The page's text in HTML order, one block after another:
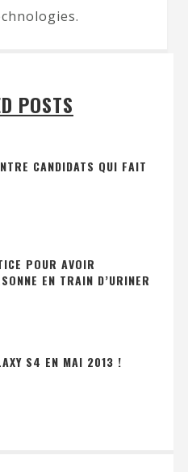
POSTS
CANDIDATS QUI FAIT
POUR AVOIR
EN TRAIN D’URINER
S4 EN MAI 2013 !